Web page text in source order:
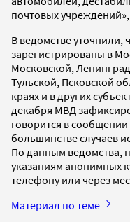
почтовых
В ведомстве уточнили,
зарегистрированы в
Московской,
Тульской, Псковской
краях и в других
декабря МВД
говорится в
большинстве случаев
По данным ведомства,
указаниям анонимных
телефону или через
Материал по теме